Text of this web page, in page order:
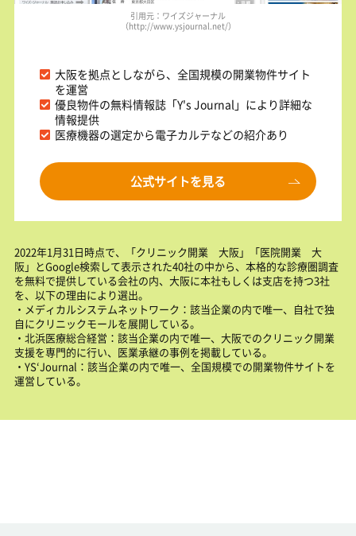
引用元：ワイズジャーナル
（http://www.ysjournal.net/）
大阪を拠点としながら、全国規模の開業物件サイト
を運営
優良物件の無料情報誌「Y's Journal」により詳細な
情報提供
医療機器の選定から電子カルテなどの紹介あり
公式サイトを見る
2022年1月31日時点で、「クリニック開業 大阪」「医院開業 大
阪」とGoogle検索して表示された40社の中から、本格的な診療圏調査
を無料で提供している会社の内、大阪に本社もしくは支店を持つ3社
を、以下の理由により選出。
・メディカルシステムネットワーク：該当企業の内で唯一、自社で独
自にクリニックモールを展開している。
・北浜医療総合経営：該当企業の内で唯一、大阪でのクリニック開業
支援を専門的に行い、医業承継の事例を掲載している。
・YS‘Journal：該当企業の内で唯一、全国規模での開業物件サイトを
運営している。